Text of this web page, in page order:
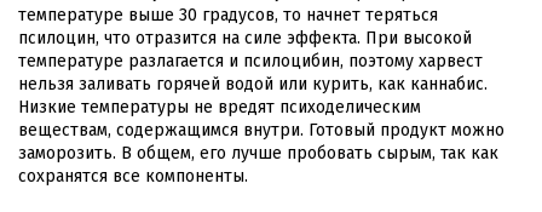
температуре выше 30 градусов, то начнет теряться
псилоцин, что отразится на силе эффекта. При высокой
температуре разлагается и псилоцибин, поэтому харвест
нельзя заливать горячей водой или курить, как каннабис.
Низкие температуры не вредят психоделическим
веществам, содержащимся внутри. Готовый продукт можно
заморозить. В общем, его лучше пробовать сырым, так как
сохранятся все компоненты.